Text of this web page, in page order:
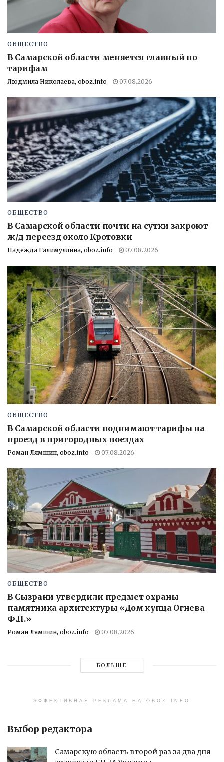
ОБЩЕСТВО
В Самарской области меняется главный по
тарифам
Людмила Николаева, oboz.info 07.08.2026
ОБЩЕСТВО
В Самарской области почти на сутки закроют
ж/д переезд около Кротовки
Надежда Галимуллина, oboz.info 07.08.2026
ОБЩЕСТВО
В Самарской области поднимают тарифы на
проезд в пригородных поездах
Роман Лямшин, oboz.info 07.08.2026
ОБЩЕСТВО
В Сызрани утвердили предмет охраны
памятника архитектуры «Дом купца Огнева
Ф.П.»
Роман Лямшин, oboz.info 07.08.2026
БОЛЬШЕ
ЭФФЕКТИВНАЯ РЕКЛАМА НА OBOZ.INFO
Выбор редактора
Самарскую область второй раз за два дня